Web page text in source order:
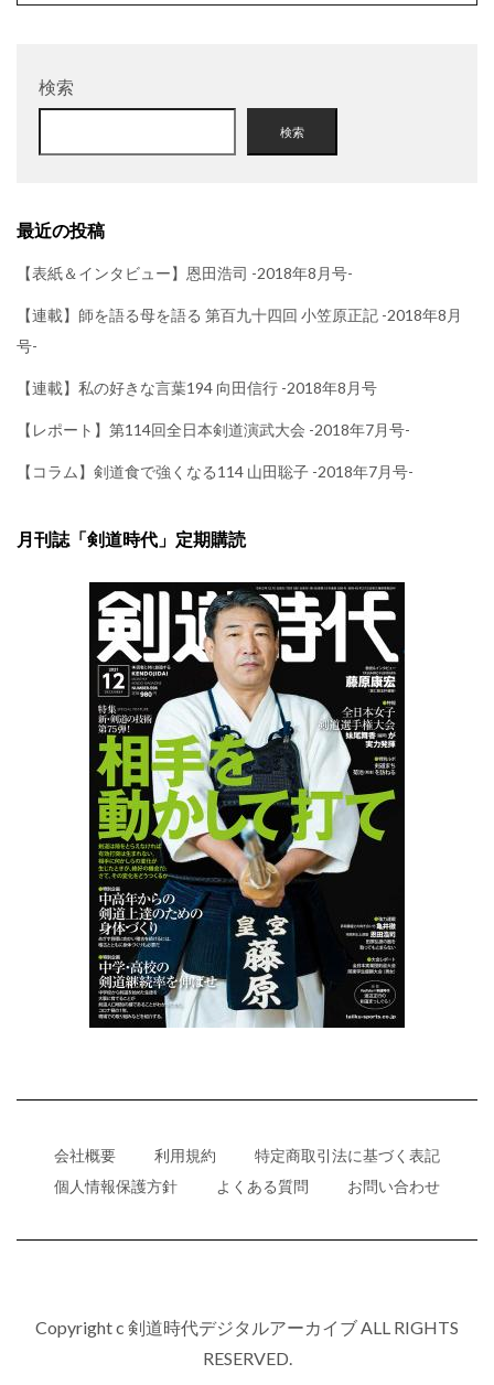
検索
検索
最近の投稿
【表紙＆インタビュー】恩田浩司 -2018年8月号-
【連載】師を語る母を語る 第百九十四回 小笠原正記 -2018年8月
号-
【連載】私の好きな言葉194 向田信行 -2018年8月号
【レポート】第114回全日本剣道演武大会 -2018年7月号-
【コラム】剣道食で強くなる114 山田聡子 -2018年7月号-
月刊誌「剣道時代」定期購読
会社概要 利用規約
特定商取引法に基づく表記
個人情報保護方針
よくある質問 お問い合わせ
Copyright c 剣道時代デジタルアーカイブ ALL RIGHTS
RESERVED.